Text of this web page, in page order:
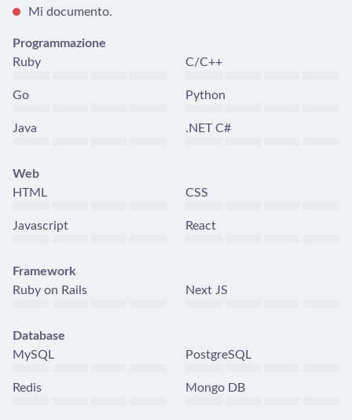
Mi documento.
Programmazione
Ruby
C/C++
Go Python
Java .NET C#
Web
HTML
CSS
Javascript React
Framework
Ruby on Rails
Next JS
Database
MySQL
PostgreSQL
Redis Mongo DB